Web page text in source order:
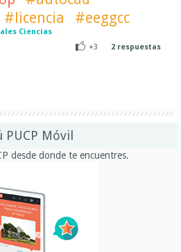
#licencia #eeggcc
Ciencias
+3
2 respuestas
PUCP Móvil
desde donde te encuentres.